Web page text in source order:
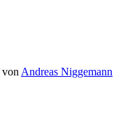
von Andreas Niggemann